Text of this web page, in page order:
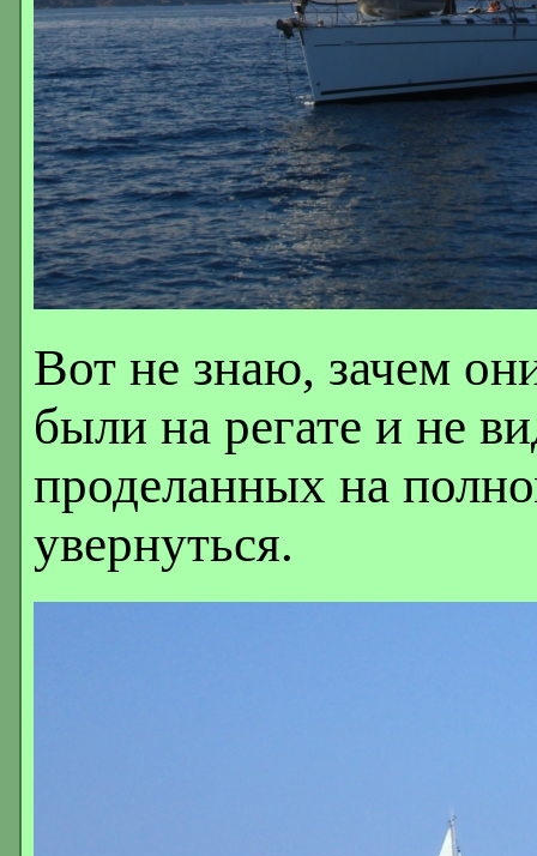
Вот не знаю, зачем
были на регате и не
проделанных на
увернуться.